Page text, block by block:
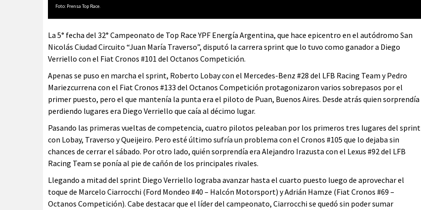
Foto: Prensa Top Race.
La 5° fecha del 32° Campeonato de Top Race YPF Energía Argentina, que hace epicentro en el autódromo San
Nicolás Ciudad Circuito “Juan María Traverso”, disputó la carrera sprint que lo tuvo como ganador a Diego
Verriello con el Fiat Cronos #101 del Octanos Competición.
Apenas se puso en marcha el sprint, Roberto Lobay con el Mercedes-Benz #28 del LFB Racing Team y Pedro
Mariezcurrena con el Fiat Cronos #133 del Octanos Competición protagonizaron varios sobrepasos por el
primer puesto, pero el que mantenía la punta era el piloto de Puan, Buenos Aires. Desde atrás quien sorprendía
perdiendo lugares era Diego Verriello que caía al décimo lugar.
Pasando las primeras vueltas de competencia, cuatro pilotos peleaban por los primeros tres lugares del sprint
con Lobay, Traverso y Queijeiro. Pero esté último sufría un problema con el Cronos #105 que lo dejaba sin
chances de cerrar el sábado. Por otro lado, quién sorprendía era Alejandro Irazusta con el Lexus #92 del LFB
Racing Team se ponía al pie de cañón de los principales rivales.
Llegando a mitad del sprint Diego Verriello lograba avanzar hasta el cuarto puesto luego de aprovechar el
toque de Marcelo Ciarrocchi (Ford Mondeo #40 – Halcón Motorsport) y Adrián Hamze (Fiat Cronos #69 –
Octanos Competición). Cabe destacar que el líder del campeonato, Ciarrocchi se quedó sin poder sumar